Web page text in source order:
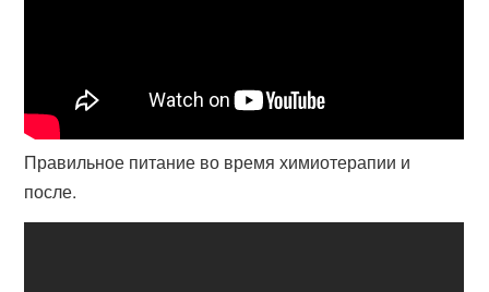
Правильное питание во время химиотерапии и
после.